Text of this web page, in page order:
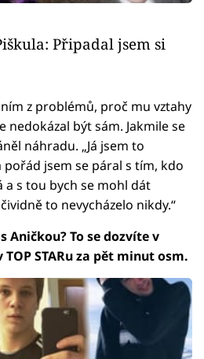
Připadal jsem si
z problémů, proč mu vztahy
nedokázal být sám. Jakmile se
náhradu. „Já jsem to
pořád jsem se páral s tím, kdo
a s tou bych se mohl dát
to nevycházelo nikdy.“
Aničkou? To se dozvíte v
STARu za pět minut osm.